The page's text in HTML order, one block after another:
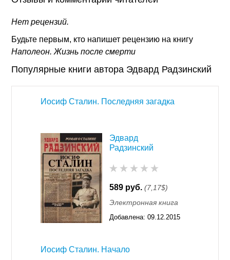
Нет рецензий.
Будьте первым, кто напишет рецензию на книгу
Наполеон. Жизнь после смерти
Популярные книги автора Эдвард Радзинский
Иосиф Сталин. Последняя загадка
Эдвард
Радзинский
589 руб. (7,17$)
Электронная книга
Добавлена: 09.12.2015
Иосиф Сталин. Начало